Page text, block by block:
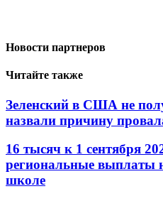
Новости партнеров
Читайте также
Зеленский в США не
назвали причину
16 тысяч к 1 сентября
региональные выплаты
школе